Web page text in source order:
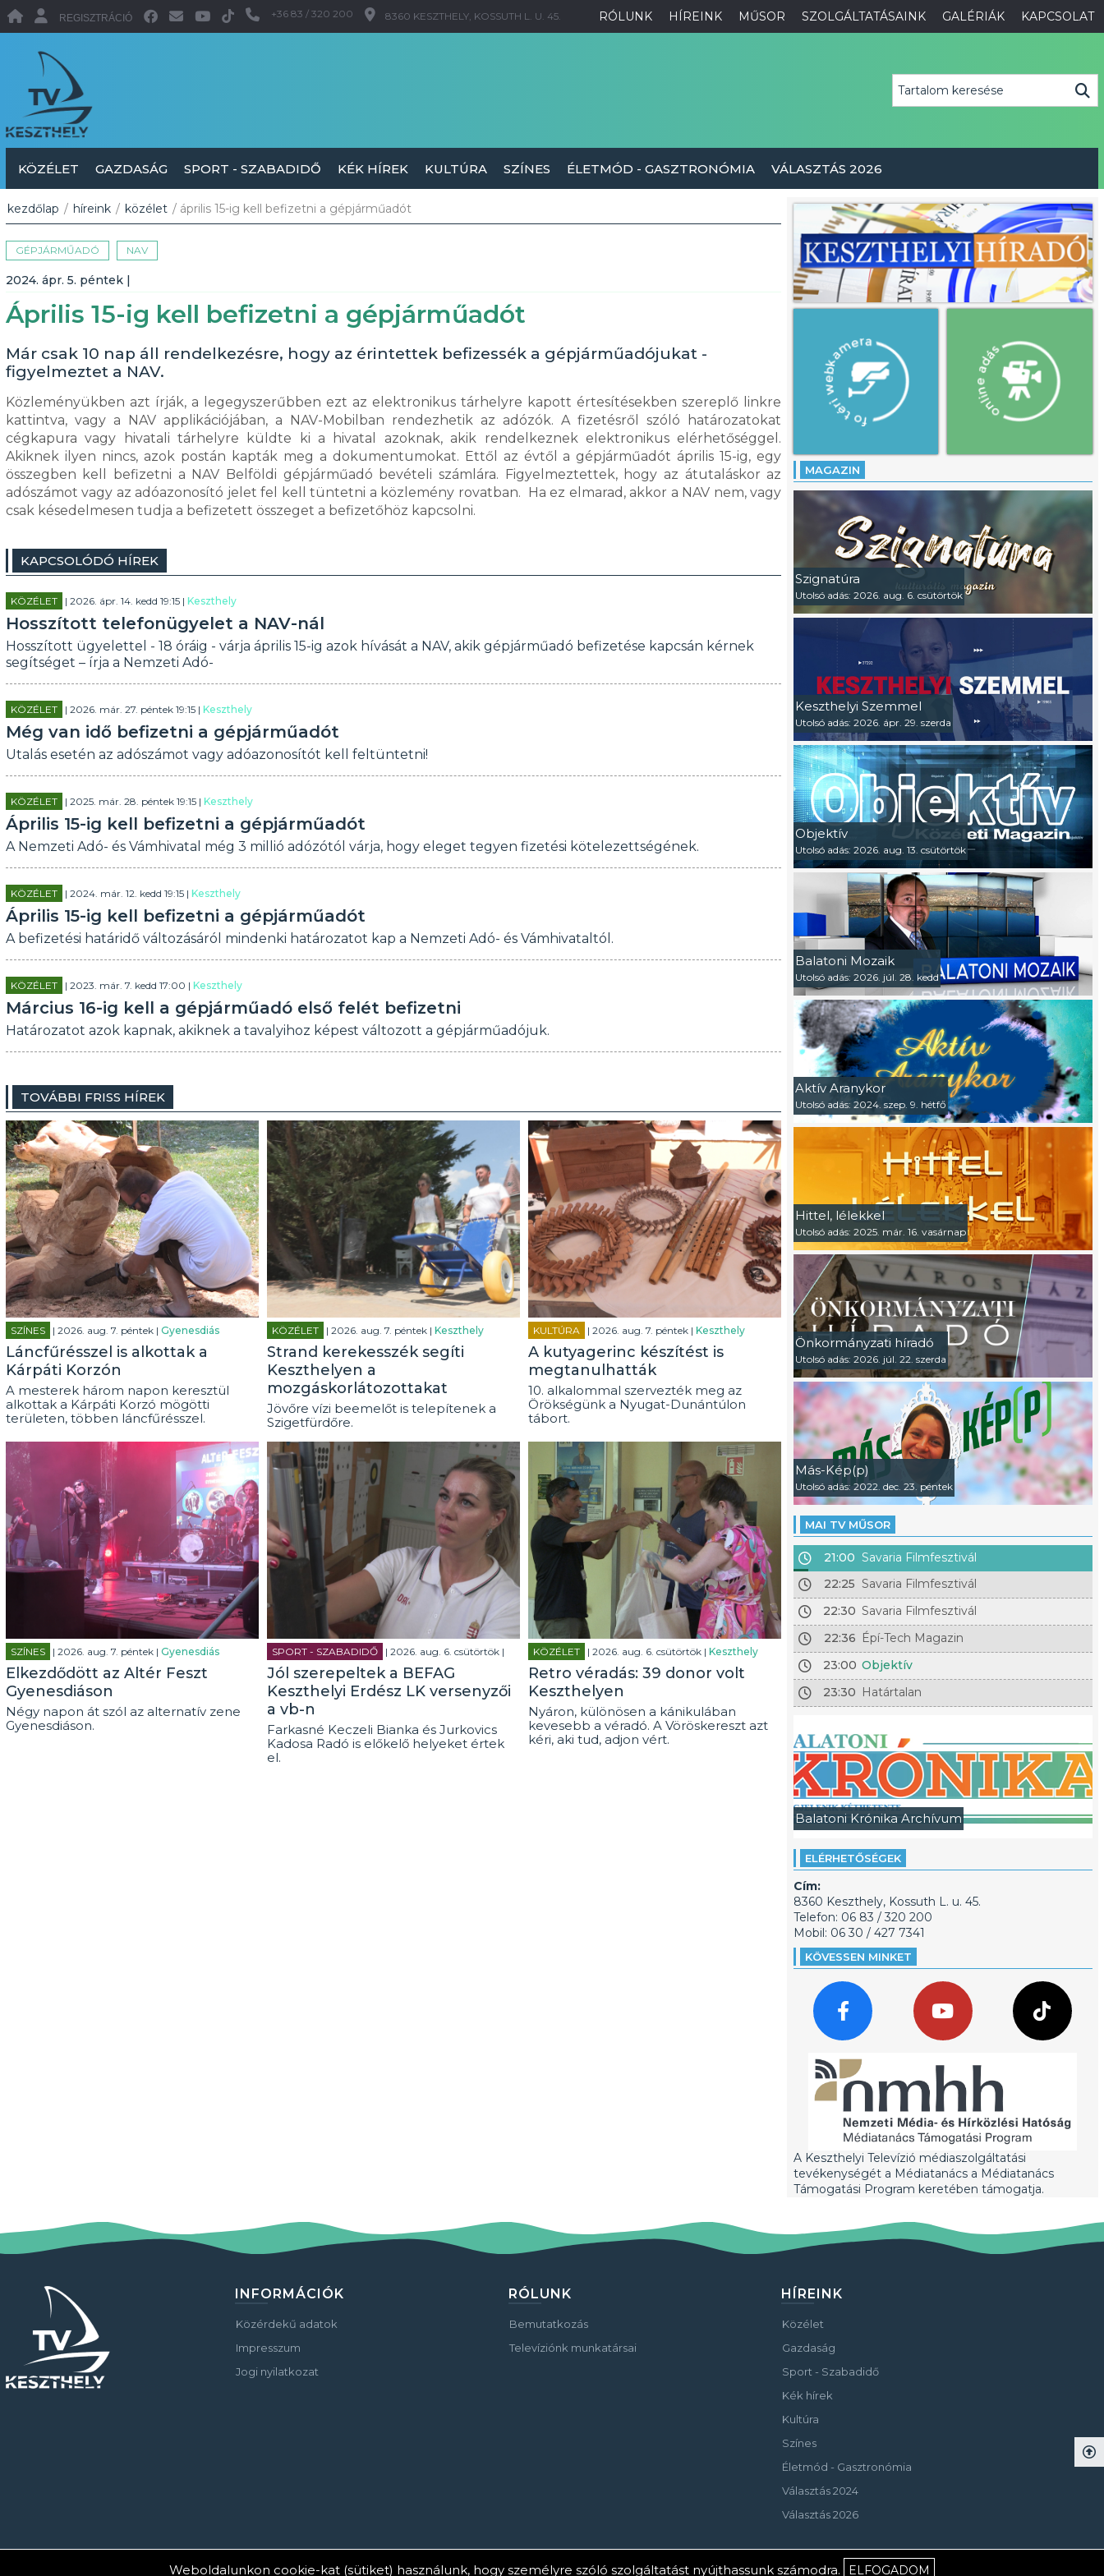
RÓLUNK HÍREINK MŰSOR SZOLGÁLTATÁSAINK GALÉRIÁK KAPCSOLAT
REGISZTRÁCIÓ +36 83 / 320 200 8360 KESZTHELY, KOSSUTH L. U. 45.
KÖZÉLET GAZDASÁG SPORT - SZABADIDŐ KÉK HÍREK KULTÚRA SZÍNES ÉLETMÓD - GASZTRONÓMIA VÁLASZTÁS 2026
kezdőlap / híreink / közélet / április 15-ig kell befizetni a gépjárműadót
GÉPJÁRMŰADÓ NAV
2024. ápr. 5. péntek |
Április 15-ig kell befizetni a gépjárműadót
Már csak 10 nap áll rendelkezésre, hogy az érintettek befizessék a gépjárműadójukat -
figyelmeztet a NAV.
Közleményükben azt írják, a legegyszerűbben ezt az elektronikus tárhelyre kapott értesítésekben szereplő linkre
kattintva, vagy a NAV applikációjában, a NAV-Mobilban rendezhetik az adózók. A fizetésről szóló határozatokat
cégkapura vagy hivatali tárhelyre küldte ki a hivatal azoknak, akik rendelkeznek elektronikus elérhetőséggel.
Akiknek ilyen nincs, azok postán kapták meg a dokumentumokat. Ettől az évtől a gépjárműadót április 15-ig, egy
összegben kell befizetni a NAV Belföldi gépjárműadó bevételi számlára. Figyelmeztettek, hogy az átutaláskor az
adószámot vagy az adóazonosító jelet fel kell tüntetni a közlemény rovatban. Ha ez elmarad, akkor a NAV nem, vagy
csak késedelmesen tudja a befizetett összeget a befizetőhöz kapcsolni.
KAPCSOLÓDÓ HÍREK
KÖZÉLET | 2026. ápr. 14. kedd 19:15 | Keszthely
Hosszított telefonügyelet a NAV-nál
Hosszított ügyelettel - 18 óráig - várja április 15-ig azok hívását a NAV, akik gépjárműadó befizetése kapcsán kérnek
segítséget – írja a Nemzeti Adó-
KÖZÉLET | 2026. már. 27. péntek 19:15 | Keszthely
Még van idő befizetni a gépjárműadót
Utalás esetén az adószámot vagy adóazonosítót kell feltüntetni!
KÖZÉLET | 2025. már. 28. péntek 19:15 | Keszthely
Április 15-ig kell befizetni a gépjárműadót
A Nemzeti Adó- és Vámhivatal még 3 millió adózótól várja, hogy eleget tegyen fizetési kötelezettségének.
KÖZÉLET | 2024. már. 12. kedd 19:15 | Keszthely
Április 15-ig kell befizetni a gépjárműadót
A befizetési határidő változásáról mindenki határozatot kap a Nemzeti Adó- és Vámhivataltól.
KÖZÉLET | 2023. már. 7. kedd 17:00 | Keszthely
Március 16-ig kell a gépjárműadó első felét befizetni
Határozatot azok kapnak, akiknek a tavalyihoz képest változott a gépjárműadójuk.
TOVÁBBI FRISS HÍREK
SZÍNES | 2026. aug. 7. péntek | Gyenesdiás
Láncfűrésszel is alkottak a
Kárpáti Korzón
A mesterek három napon keresztül
alkottak a Kárpáti Korzó mögötti
területen, többen láncfűrésszel.
KÖZÉLET | 2026. aug. 7. péntek | Keszthely
Strand kerekesszék segíti
Keszthelyen a
mozgáskorlátozottakat
Jövőre vízi beemelőt is telepítenek a
Szigetfürdőre.
KULTÚRA | 2026. aug. 7. péntek | Keszthely
A kutyagerinc készítést is
megtanulhatták
10. alkalommal szervezték meg az
Örökségünk a Nyugat-Dunántúlon
tábort.
SZÍNES | 2026. aug. 7. péntek | Gyenesdiás
Elkezdődött az Altér Feszt
Gyenesdiáson
Négy napon át szól az alternatív zene
Gyenesdiáson.
SPORT - SZABADIDŐ | 2026. aug. 6. csütörtök |
Jól szerepeltek a BEFAG
Keszthelyi Erdész LK versenyzői
a vb-n
Farkasné Keczeli Bianka és Jurkovics
Kadosa Radó is előkelő helyeket értek
el.
KÖZÉLET | 2026. aug. 6. csütörtök | Keszthely
Retro véradás: 39 donor volt
Keszthelyen
Nyáron, különösen a kánikulában
kevesebb a véradó. A Vöröskereszt azt
kéri, aki tud, adjon vért.
MAGAZIN
Szignatúra
Utolsó adás: 2026. aug. 6. csütörtök
Keszthelyi Szemmel
Utolsó adás: 2026. ápr. 29. szerda
Objektív
Utolsó adás: 2026. aug. 13. csütörtök
Balatoni Mozaik
Utolsó adás: 2026. júl. 28. kedd
Aktív Aranykor
Utolsó adás: 2024. szep. 9. hétfő
Hittel, lélekkel
Utolsó adás: 2025. már. 16. vasárnap
Önkormányzati híradó
Utolsó adás: 2026. júl. 22. szerda
Más-Kép(p)
Utolsó adás: 2022. dec. 23. péntek
MAI TV MŰSOR
21:00 Savaria Filmfesztivál
22:25 Savaria Filmfesztivál
22:30 Savaria Filmfesztivál
22:36 Épí-Tech Magazin
23:00 Objektív
23:30 Határtalan
Balatoni Krónika Archívum
ELÉRHETŐSÉGEK
Cím:
8360 Keszthely, Kossuth L. u. 45.
Telefon: 06 83 / 320 200
Mobil: 06 30 / 427 7341
KÖVESSEN MINKET
A Keszthelyi Televízió médiaszolgáltatási
tevékenységét a Médiatanács a Médiatanács
Támogatási Program keretében támogatja.
INFORMÁCIÓK
Közérdekű adatok
Impresszum
Jogi nyilatkozat
RÓLUNK
Bemutatkozás
Televíziónk munkatársai
HÍREINK
Közélet
Gazdaság
Sport - Szabadidő
Kék hírek
Kultúra
Színes
Életmód - Gasztronómia
Választás 2024
Választás 2026
© Copyright 2023 Keszthelyi TelevízióWeboldalunkon cookie-kat (sütiket) használunk, hogy személyre szóló szolgáltatást nyújthassunk számodra. ELFOGADOM